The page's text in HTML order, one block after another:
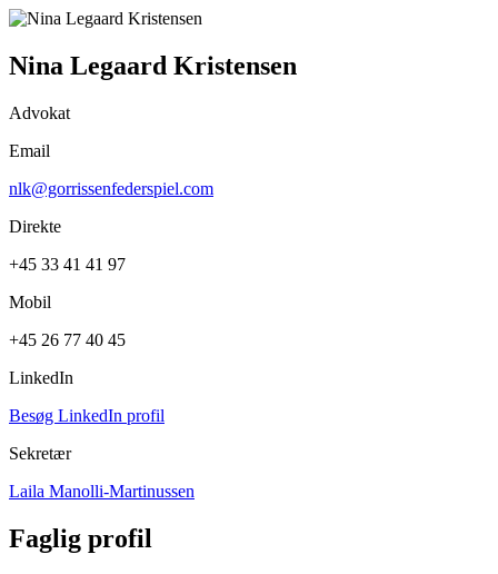
Nina Legaard Kristensen
Advokat
Email
nlk@gorrissenfederspiel.com
Direkte
+45 33 41 41 97
Mobil
+45 26 77 40 45
LinkedIn
Besøg LinkedIn profil
Sekretær
Laila Manolli-Martinussen
Faglig profil